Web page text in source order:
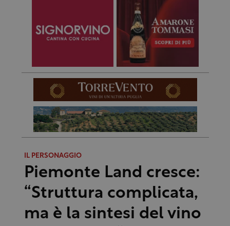
IL PERSONAGGIO
Piemonte Land cresce:
“Struttura complicata,
ma è la sintesi del vino